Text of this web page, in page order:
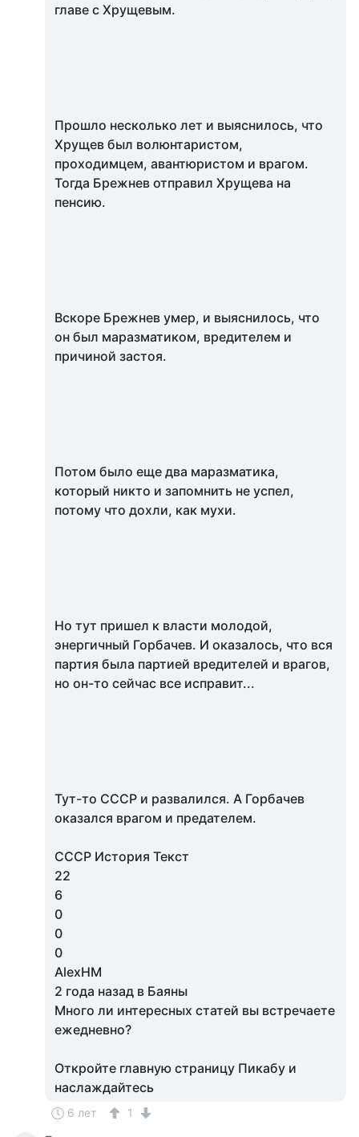
главе с Хрущевым.
Прошло несколько лет и выяснилось, что
Хрущев был волюнтаристом,
проходимцем, авантюристом и врагом.
Тогда Брежнев отправил Хрущева на
пенсию.
Вскоре Брежнев умер, и выяснилось, что
он был маразматиком, вредителем и
причиной застоя.
Потом было еще два маразматика,
который никто и запомнить не успел,
потому что дохли, как мухи.
Но тут пришел к власти молодой,
энергичный Горбачев. И оказалось, что вся
партия была партией вредителей и врагов,
но он-то сейчас все исправит...
Тут-то СССР и развалился. А Горбачев
оказался врагом и предателем.
СССР История Текст
22
6
0
0
0
AlexHM
2 года назад в Баяны
Много ли интересных статей вы встречаете
ежедневно?
Откройте главную страницу Пикабу и
наслаждайтесь
6 лет
1